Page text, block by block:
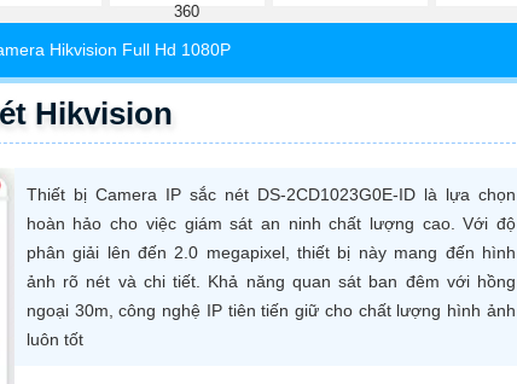
360
Hikvision Full Hd 1080P
Hikvision
Thiết bị Camera IP sắc nét DS-2CD1023G0E-ID là lựa chọn
hoàn hảo cho việc giám sát an ninh chất lượng cao. Với độ
phân giải lên đến 2.0 megapixel, thiết bị này mang đến hình
ảnh rõ nét và chi tiết. Khả năng quan sát ban đêm với hồng
ngoại 30m, công nghệ IP tiên tiến giữ cho chất lượng hình ảnh
luôn tốt